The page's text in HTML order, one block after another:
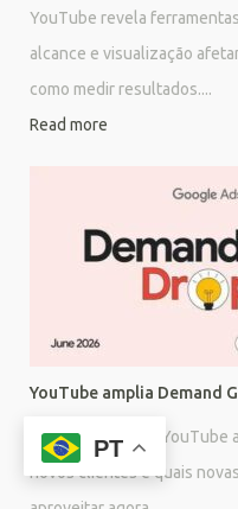
YouTube revela
alcance e visualização
como medir resultados....
Read more
YouTube amplia Demand
Descubra como o YouTube
novos clientes e quais
PT